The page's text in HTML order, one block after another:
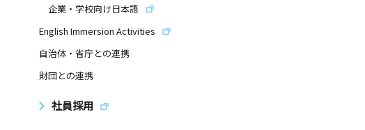
企業・学校向け日本語
English Immersion Activities
自治体・省庁との連携
財団との連携
社員採用